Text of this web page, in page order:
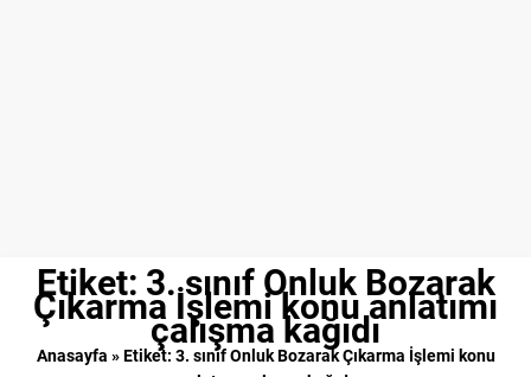
Etiket: 3. sınıf Onluk Bozarak
Çıkarma İşlemi konu anlatımı
çalışma kağıdı
Anasayfa »Etiket: 3. sınıf Onluk Bozarak Çıkarma İşlemi konu